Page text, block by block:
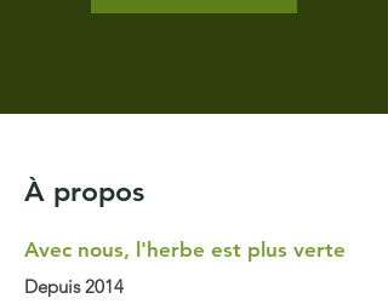
À propos
Avec nous, l'herbe est plus verte
Depuis 2014